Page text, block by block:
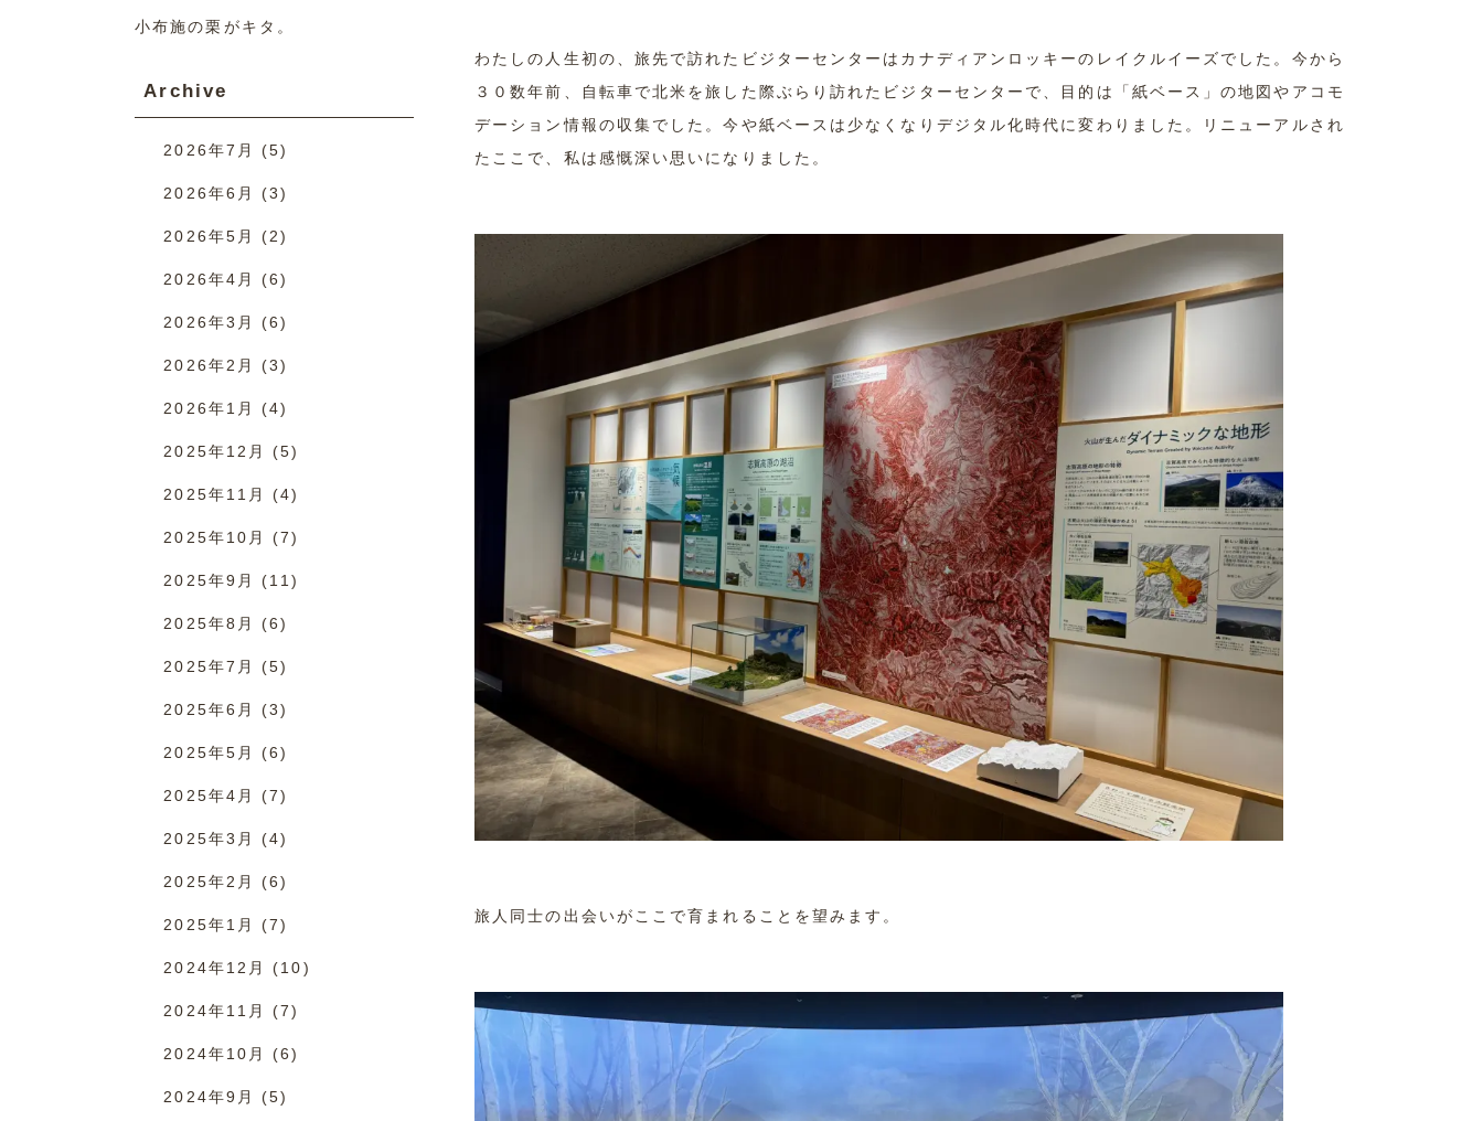
わたしの人生初の、旅先で訪れたビジターセンターはカナディアンロッキーのレイクルイーズでした。今から
３０数年前、自転車で北米を旅した際ぶらり訪れたビジターセンターで、目的は「紙ベース」の地図やアコモ
デーション情報の収集でした。今や紙ベースは少なくなりデジタル化時代に変わりました。リニューアルされ
たここで、私は感慨深い思いになりました。
旅人同士の出会いがここで育まれることを望みます。
小布施の栗がキタ。
Archive
2026年7月 (5)
2026年6月 (3)
2026年5月 (2)
2026年4月 (6)
2026年3月 (6)
2026年2月 (3)
2026年1月 (4)
2025年12月 (5)
2025年11月 (4)
2025年10月 (7)
2025年9月 (11)
2025年8月 (6)
2025年7月 (5)
2025年6月 (3)
2025年5月 (6)
2025年4月 (7)
2025年3月 (4)
2025年2月 (6)
2025年1月 (7)
2024年12月 (10)
2024年11月 (7)
2024年10月 (6)
2024年9月 (5)